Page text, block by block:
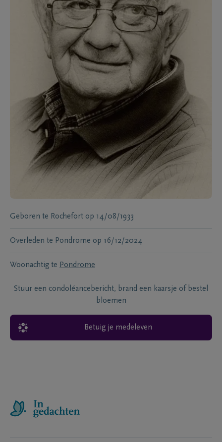
Geboren te Rochefort op 14/08/1933
Overleden te Pondrome op 16/12/2024
Woonachtig te Pondrome
Stuur een condoléancebericht, brand een kaarsje of bestel
bloemen
Betuig je medeleven